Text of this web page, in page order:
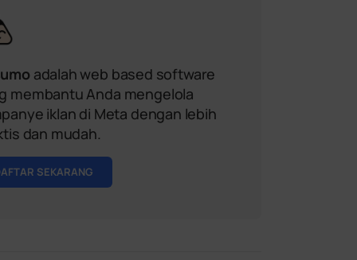
adalah web based software
membantu Anda mengelola
iklan di Meta dengan lebih
dan mudah.
SEKARANG